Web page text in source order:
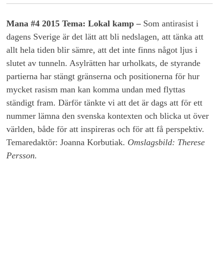
Mana #4 2015 Tema: Lokal kamp – Som antirasist i
dagens Sverige är det lätt att bli nedslagen, att tänka att
allt hela tiden blir sämre, att det inte finns något ljus i
slutet av tunneln. Asylrätten har urholkats, de styrande
partierna har stängt gränserna och positionerna för hur
mycket rasism man kan komma undan med flyttas
ständigt fram. Därför tänkte vi att det är dags att för ett
nummer lämna den svenska kontexten och blicka ut över
världen, både för att inspireras och för att få perspektiv.
Temaredaktör: Joanna Korbutiak. Omslagsbild: Therese
Persson.